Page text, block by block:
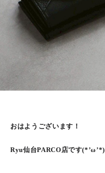
おはようございます！
Ryu仙台PARCO店です(*’ω’*)